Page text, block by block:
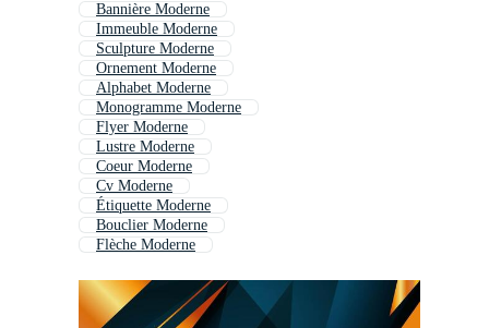
Bannière Moderne
Immeuble Moderne
Sculpture Moderne
Ornement Moderne
Alphabet Moderne
Monogramme Moderne
Flyer Moderne
Lustre Moderne
Coeur Moderne
Cv Moderne
Étiquette Moderne
Bouclier Moderne
Flèche Moderne